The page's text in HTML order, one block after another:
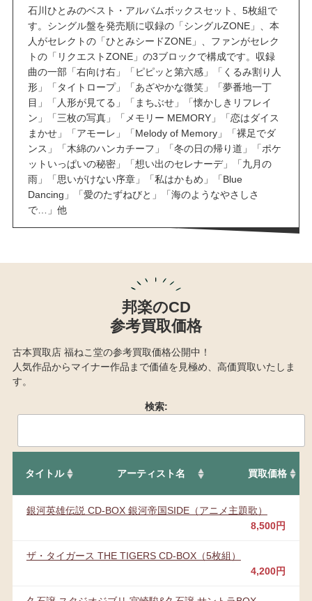
石川ひとみのベスト・アルバムボックスセット、 5枚組で
す。シングル盤を発売順に収録の「シングルZONE」、本
人がセレクトの「ひとみシードZONE」、ファンがセレク
トの「リクエストZONE」の3ブロックで構成です。収録
曲の一部「右向け右」「ピピッと第六感」「くるみ割り人
形」「タイトロープ」「あざやかな微笑」「夢番地一丁
目」「人形が見てる」「まちぶせ」「懐かしきリフレイ
ン」「三枚の写真」「メモリー MEMORY」「恋はダイス
まかせ」「アモーレ」「Melody of Memory」「裸足でダ
ンス」「木綿のハンカチーフ」「冬の日の帰り道」「ポケ
ットいっぱいの秘密」「想い出のセレナーデ」「九月の
雨」「思いがけない序章」「私はかもめ」「Blue
Dancing」「愛のたずねびと」「海のようなやさしさ
で…」他
邦楽のCD
参考買取価格
古本買取店 福ねこ堂の参考買取価格公開中！
人気作品からマイナー作品まで価値を見極め、高価買取いたしま
す。
検索:
タイトル アーティスト名 買取価格
銀河英雄伝説 CD-BOX 銀河帝国SIDE（アニメ主題歌）
8,500円
ザ・タイガース THE TIGERS CD-BOX（5枚組）
4,200円